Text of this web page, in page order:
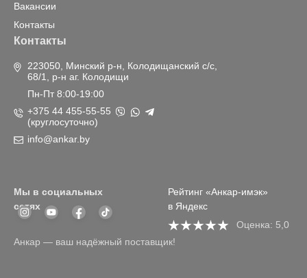
Вакансии
Контакты
Контакты
223050, Минский р-н, Колодищанский с/с,
68/1, р-н аг. Колодищи
Пн-Пт 8:00-19:00
+375 44 455-55-55
(круглосуточно)
info@ankar.by
Анкар — ваш надёжный поставщик!
Мы в социальных
сетях
Рейтинг «Анкар-имэк»
в Яндекс
Оценка: 5,0